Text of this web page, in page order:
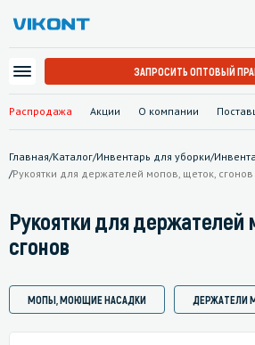
Распродажа Акции О компании
ЗАПРОСИТЬ ОПТОВЫЙ
Главная/Каталог/Инвентарь для уборки/
/Рукоятки для держателей мопов, щеток, сгонов
Рукоятки для держателей
сгонов
МОПЫ, МОЮЩИЕ НАСАДКИ ДЕРЖАТЕЛИ